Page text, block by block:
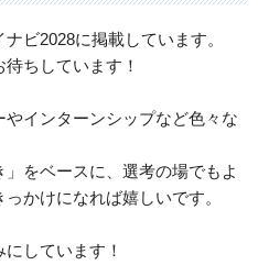
ビ2028に掲載しています。
ちしています！
インターンシップなど色々な
をベースに、 選考の場でもよ
かけになれば嬉しいです。
しています！